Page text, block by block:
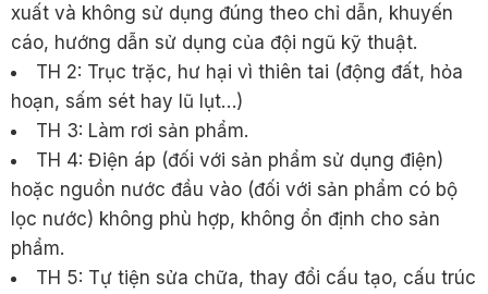
xuất và không sử dụng đúng theo chỉ dẫn, khuyến
cáo, hướng dẫn sử dụng của đội ngũ kỹ thuật.
TH 2: Trục trặc, hư hại vì thiên tai (động đất, hỏa
hoạn, sấm sét hay lũ lụt…)
TH 3: Làm rơi sản phẩm.
TH 4: Điện áp (đối với sản phẩm sử dụng điện)
hoặc nguồn nước đầu vào (đối với sản phẩm có bộ
lọc nước) không phù hợp, không ổn định cho sản
phẩm.
TH 5: Tự tiện sửa chữa, thay đổi cấu tạo, cấu trúc